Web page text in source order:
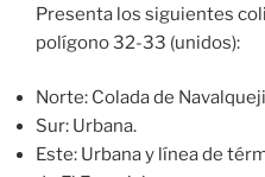
Presenta los siguientes
polígono 32-33 (unidos):
Norte: Colada de
Sur: Urbana.
Este: Urbana y línea de